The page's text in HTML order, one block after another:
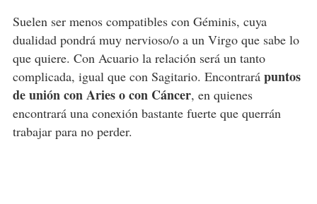
Suelen ser menos compatibles con Géminis, cuya
dualidad pondrá muy nervioso/o a un Virgo que sabe lo
que quiere. Con Acuario la relación será un tanto
complicada, igual que con Sagitario. Encontrará puntos
de unión con Aries o con Cáncer, en quienes
encontrará una conexión bastante fuerte que querrán
trabajar para no perder.